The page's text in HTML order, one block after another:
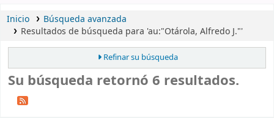
Inicio
Búsqueda avanzada
Resultados de búsqueda para 'au:"Otárola, Alfredo J."'
Refinar su búsqueda
Su búsqueda retornó 6 resultados.